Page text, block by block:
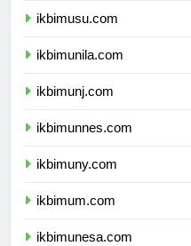
ikbimusu.com
ikbimunila.com
ikbimunj.com
ikbimunnes.com
ikbimuny.com
ikbimum.com
ikbimunesa.com